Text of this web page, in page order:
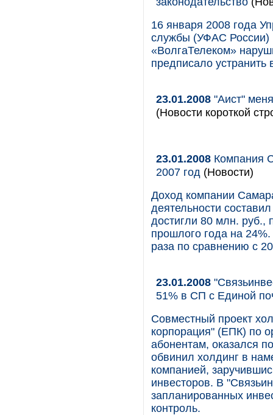
16 января 2008 года
службы (УФАС России)
«ВолгаТелеком»
предписало
23.01.2008 "Аист"
(Новости короткой
23.01.2008 Компания
2007 год (Новости)
Доход компании
деятельности
достигли 80 млн. руб.,
прошлого года на
раза по сравнению с
23.01.2008
51% в СП с Единой
Совместный проект
корпорация" (ЕПК) по
абонентам, оказался
обвинил холдинг в
компанией,
инвесторов. В
запланированных
контроль.